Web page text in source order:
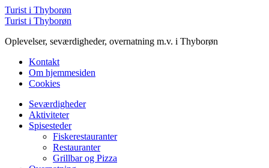
Menu
Turist i Thyborøn
Søg
Turist i Thyborøn
Oplevelser, seværdigheder, overnatning m.v. i Thyborøn
Kontakt
Om hjemmesiden
Cookies
Menu
Seværdigheder
Aktiviteter
Spisesteder
Fiskerestauranter
Restauranter
Grillbar og Pizza